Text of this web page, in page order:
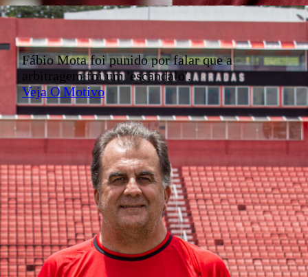
Fábio Mota foi punido por falar que a
arbitragem foi um 'escândalo'.
Veja O Motivo